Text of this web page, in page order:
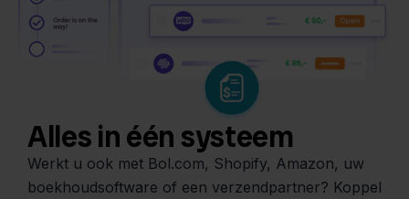
Alles in één systeem
Werkt u ook met Bol.com, Shopify, Amazon, uw
boekhoudsoftware of een verzendpartner? Koppel